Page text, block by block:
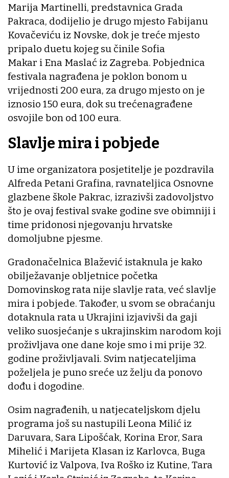
Marija Martinelli, predstavnica Grada
Pakraca, dodijelio je drugo mjesto Fabijanu
Kovačeviću iz Novske, dok je treće mjesto
pripalo duetu kojeg su činile Sofia
Makar i Ena Maslać iz Zagreba. Pobjednica
festivala nagrađena je poklon bonom u
vrijednosti 200 eura, za drugo mjesto on je
iznosio 150 eura, dok su trećenagrađene
osvojile bon od 100 eura.
Slavlje mira i pobjede
U ime organizatora posjetitelje je pozdravila
Alfreda Petani Grafina, ravnateljica Osnovne
glazbene škole Pakrac, izrazivši zadovoljstvo
što je ovaj festival svake godine sve obimniji i
time pridonosi njegovanju hrvatske
domoljubne pjesme.
Gradonačelnica Blažević istaknula je kako
obilježavanje obljetnice početka
Domovinskog rata nije slavlje rata, već slavlje
mira i pobjede. Također, u svom se obraćanju
dotaknula rata u Ukrajini izjavivši da gaji
veliko suosjećanje s ukrajinskim narodom koji
proživljava one dane koje smo i mi prije 32.
godine proživljavali. Svim natjecateljima
poželjela je puno sreće uz želju da ponovo
dođu i dogodine.
Osim nagrađenih, u natjecateljskom djelu
programa još su nastupili Leona Milić iz
Daruvara, Sara Lipošćak, Korina Eror, Sara
Mihelić i Marijeta Klasan iz Karlovca, Buga
Kurtović iz Valpova, Iva Roško iz Kutine, Tara